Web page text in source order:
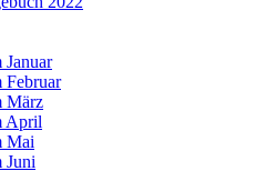
Januar
Februar
März
April
Mai
Juni